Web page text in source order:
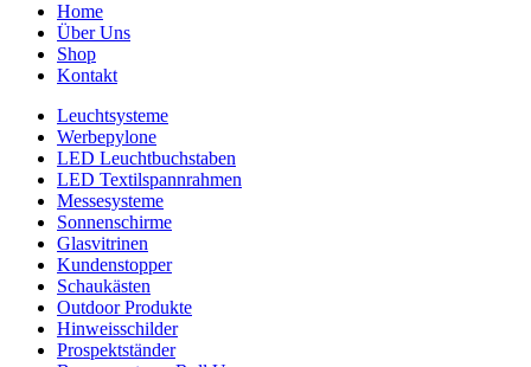
Home
Über Uns
Shop
Kontakt
Leuchtsysteme
Werbepylone
LED Leuchtbuchstaben
LED Textilspannrahmen
Messesysteme
Sonnenschirme
Glasvitrinen
Kundenstopper
Schaukästen
Outdoor Produkte
Hinweisschilder
Prospektständer